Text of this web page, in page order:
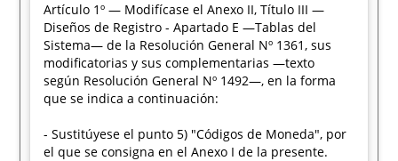
Artículo 1º — Modifícase el Anexo II, Título III —
Diseños de Registro - Apartado E —Tablas del
Sistema— de la Resolución General Nº 1361, sus
modificatorias y sus complementarias —texto
según Resolución General Nº 1492—, en la forma
que se indica a continuación:
- Sustitúyese el punto 5) "Códigos de Moneda", por
el que se consigna en el Anexo I de la presente.